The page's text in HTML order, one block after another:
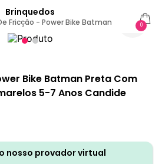
Brinquedos
Fricção - Power Bike Batman 0
Bike Batman Preta Com
5-7 Anos Candide
nosso provador virtual